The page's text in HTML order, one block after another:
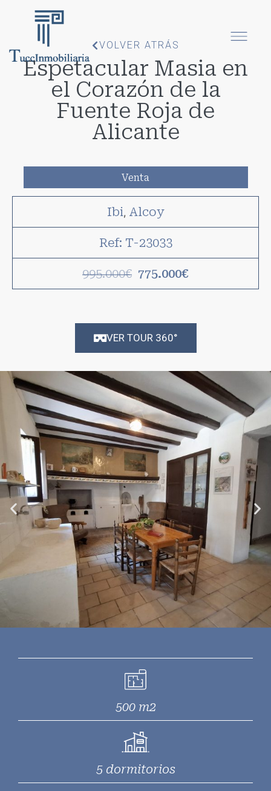
VOLVER ATRÁS
Espetacular Masia en
el Corazón de la
Fuente Roja de
Alicante
Venta
Ibi, Alcoy
Ref: T-23033
995.000€ 775.000€
VER TOUR 360°
500 m2
5 dormitorios